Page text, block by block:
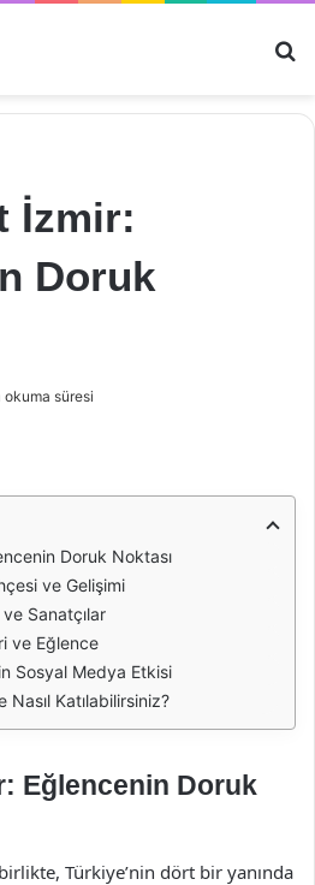
İzmir:
Doruk
süresi
Doruk Noktası
ve Gelişimi
Sanatçılar
ve Eğlence
Sosyal Medya Etkisi
Nasıl Katılabilirsiniz?
Eğlencenin Doruk
Türkiye’nin dört bir yanında